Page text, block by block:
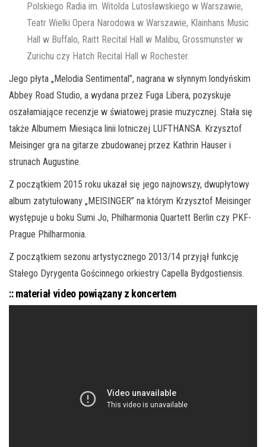
Polskiego Radia im. Witolda Lutosławskiego w Warszawie,
Teatr Wielki Opera Narodowa w Warszawie, Klainhans Music
Hall w Buffalo, Raitt Recital Hall w Malibu, Grossmunster w
Zurichu czy Hatch Recital Hall w Rochester.
Jego płyta „Melodia Sentimental”, nagrana w słynnym londyńskim
Abbey Road Studio, a wydana przez Fuga Libera, pozyskuje
oszałamiające recenzje w światowej prasie muzycznej. Stała się
także Albumem Miesiąca linii lotniczej LUFTHANSA. Krzysztof
Meisinger gra na gitarze zbudowanej przez Kathrin Hauser i
strunach Augustine.
Z początkiem 2015 roku ukazał się jego najnowszy, dwupłytowy
album zatytułowany „MEISINGER” na którym Krzysztof Meisinger
występuje u boku Sumi Jo, Philharmonia Quartett Berlin czy PKF-
Prague Philharmonia.
Z początkiem sezonu artystycznego 2013/14 przyjął funkcję
Stałego Dyrygenta Gościnnego orkiestry Capella Bydgostiensis.
:: materiał video powiązany z koncertem